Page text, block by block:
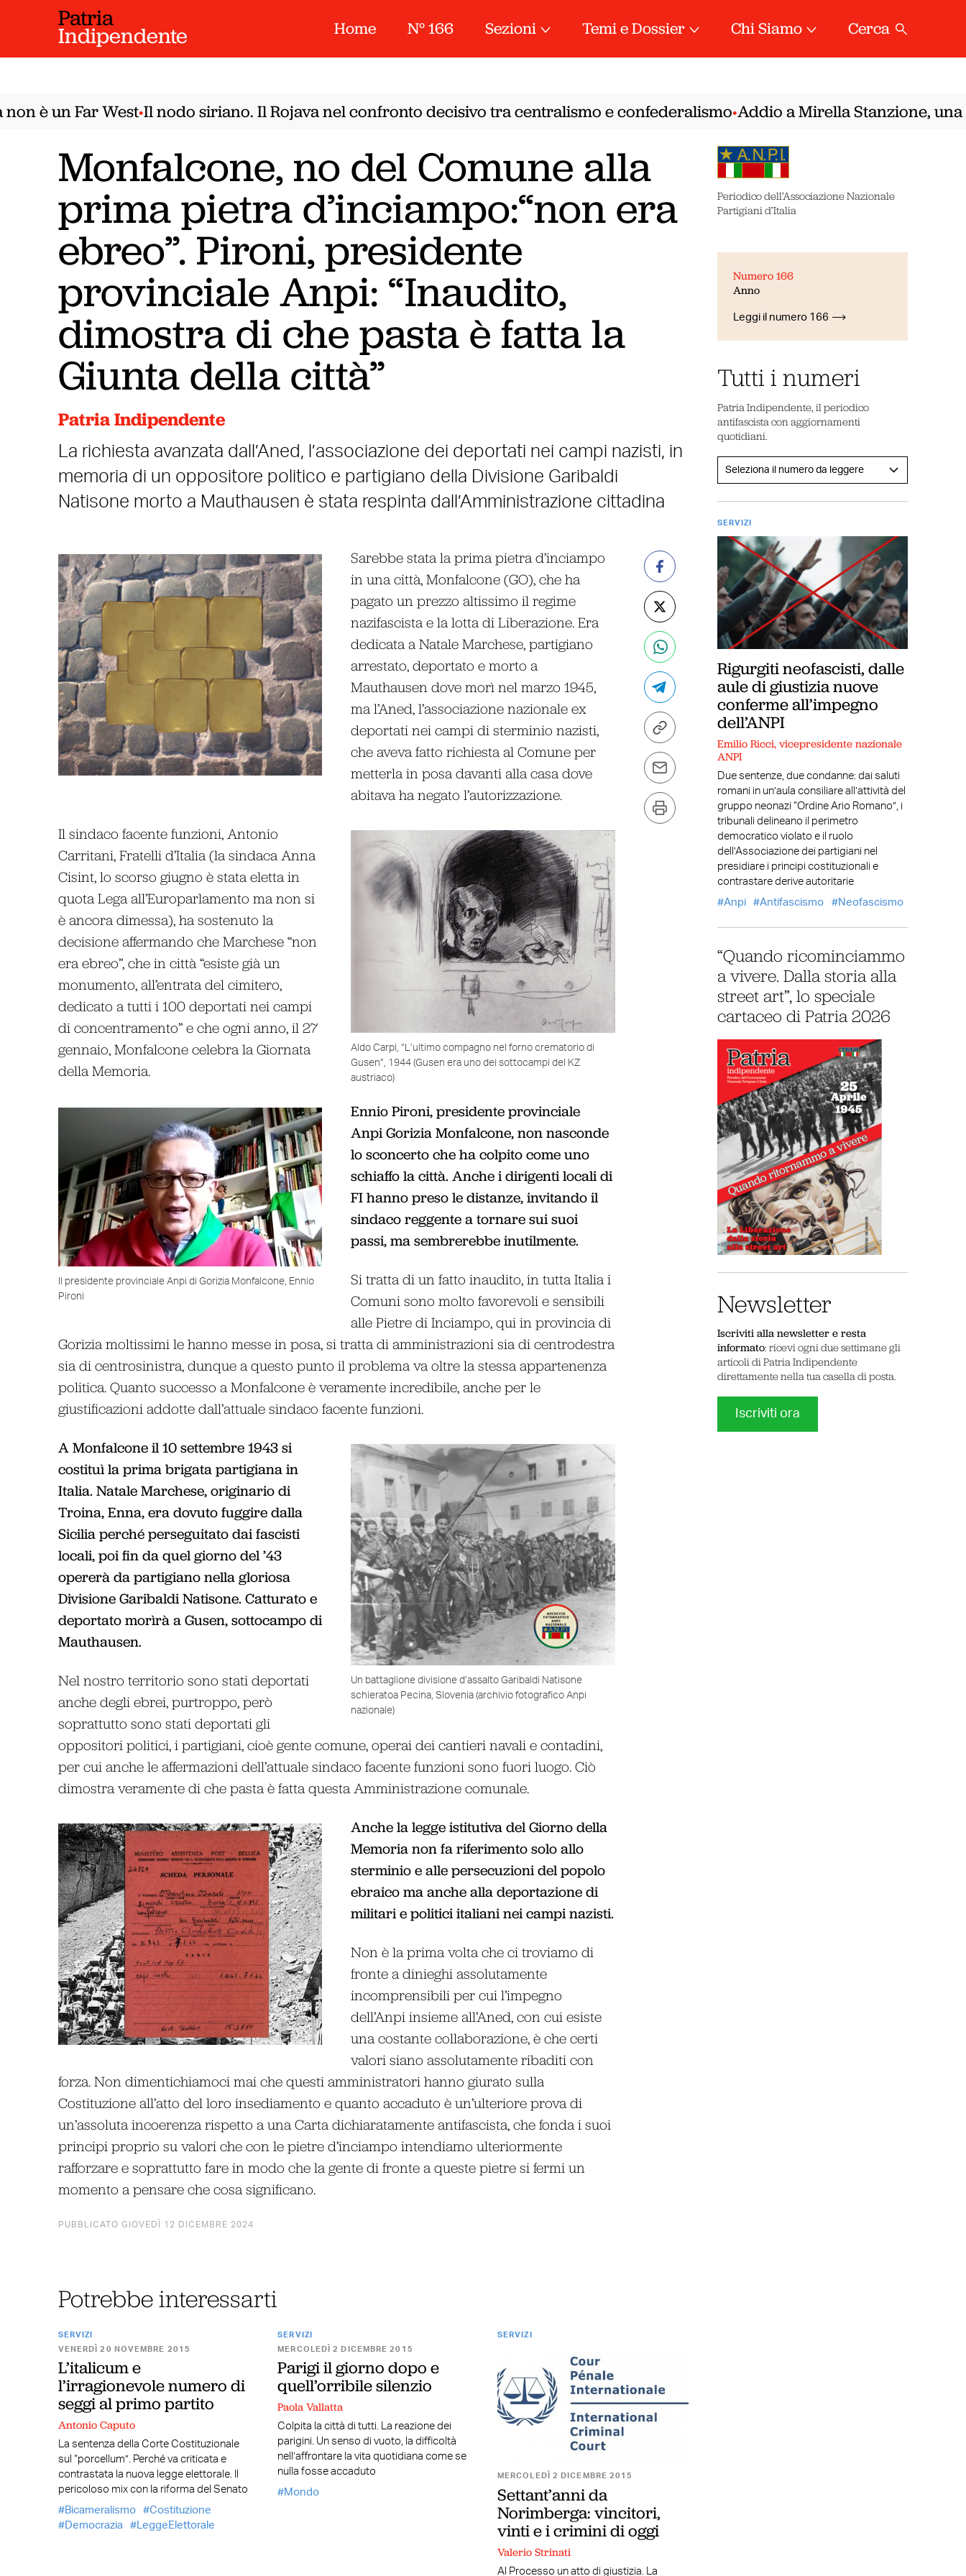
Patria
Indipendente Home N° 166 Sezioni Temi e Dossier Chi Siamo Cerca
è un Far West•Il nodo siriano. Il Rojava nel confronto decisivo tra centralismo e confederalismo•Addio a Mirella Stanzione, una
Monfalcone, no del Comune alla
prima pietra d’inciampo:“non era
ebreo”. Pironi, presidente
provinciale Anpi: “Inaudito,
dimostra di che pasta è fatta la
Giunta della città”
Patria Indipendente
La richiesta avanzata dall’Aned, l’associazione dei deportati nei campi nazisti, in
memoria di un oppositore politico e partigiano della Divisione Garibaldi
Natisone morto a Mauthausen è stata respinta dall’Amministrazione cittadina
Sarebbe stata la prima pietra d’inciampo
in una città, Monfalcone (GO), che ha
pagato un prezzo altissimo il regime
nazifascista e la lotta di Liberazione. Era
dedicata a Natale Marchese, partigiano
arrestato, deportato e morto a
Mauthausen dove morì nel marzo 1945,
ma l’Aned, l’associazione nazionale ex
deportati nei campi di sterminio nazisti,
che aveva fatto richiesta al Comune per
metterla in posa davanti alla casa dove
abitava ha negato l’autorizzazione.
Aldo Carpi, “L’ultimo compagno nel forno crematorio di
Gusen”, 1944 (Gusen era uno dei sottocampi del KZ
austriaco)
Il sindaco facente funzioni, Antonio
Carritani, Fratelli d’Italia (la sindaca Anna
Cisint, lo scorso giugno è stata eletta in
quota Lega all’Europarlamento ma non si
è ancora dimessa), ha sostenuto la
decisione affermando che Marchese “non
era ebreo”, che in città “esiste già un
monumento, all’entrata del cimitero,
dedicato a tutti i 100 deportati nei campi
di concentramento” e che ogni anno, il 27
gennaio, Monfalcone celebra la Giornata
della Memoria.
Il presidente provinciale Anpi di Gorizia Monfalcone, Ennio
Pironi
Ennio Pironi, presidente provinciale
Anpi Gorizia Monfalcone, non nasconde
lo sconcerto che ha colpito come uno
schiaffo la città. Anche i dirigenti locali di
FI hanno preso le distanze, invitando il
sindaco reggente a tornare sui suoi
passi, ma sembrerebbe inutilmente.
Si tratta di un fatto inaudito, in tutta Italia i
Comuni sono molto favorevoli e sensibili
alle Pietre di Inciampo, qui in provincia di
Gorizia moltissimi le hanno messe in posa, si tratta di amministrazioni sia di centrodestra
sia di centrosinistra, dunque a questo punto il problema va oltre la stessa appartenenza
politica. Quanto successo a Monfalcone è veramente incredibile, anche per le
giustificazioni addotte dall’attuale sindaco facente funzioni.
Un battaglione divisione d’assalto Garibaldi Natisone
schieratoa Pecina, Slovenia (archivio fotografico Anpi
nazionale)
A Monfalcone il 10 settembre 1943 si
costituì la prima brigata partigiana in
Italia. Natale Marchese, originario di
Troina, Enna, era dovuto fuggire dalla
Sicilia perché perseguitato dai fascisti
locali, poi fin da quel giorno del ’43
opererà da partigiano nella gloriosa
Divisione Garibaldi Natisone. Catturato e
deportato morìrà a Gusen, sottocampo di
Mauthausen.
Nel nostro territorio sono stati deportati
anche degli ebrei, purtroppo, però
soprattutto sono stati deportati gli
oppositori politici, i partigiani, cioè gente comune, operai dei cantieri navali e contadini,
per cui anche le affermazioni dell’attuale sindaco facente funzioni sono fuori luogo. Ciò
dimostra veramente di che pasta è fatta questa Amministrazione comunale.
Anche la legge istitutiva del Giorno della
Memoria non fa riferimento solo allo
sterminio e alle persecuzioni del popolo
ebraico ma anche alla deportazione di
militari e politici italiani nei campi nazisti.
Non è la prima volta che ci troviamo di
fronte a dinieghi assolutamente
incomprensibili per cui l’impegno
dell’Anpi insieme all’Aned, con cui esiste
una costante collaborazione, è che certi
valori siano assolutamente ribaditi con
forza. Non dimentichiamoci mai che questi amministratori hanno giurato sulla
Costituzione all’atto del loro insediamento e quanto accaduto è un’ulteriore prova di
un’assoluta incoerenza rispetto a una Carta dichiaratamente antifascista, che fonda i suoi
principi proprio su valori che con le pietre d’inciampo intendiamo ulteriormente
rafforzare e soprattutto fare in modo che la gente di fronte a queste pietre si fermi un
momento a pensare che cosa significano.
PUBBLICATO GIOVEDÌ 12 DICEMBRE 2024
Potrebbe interessarti
SERVIZI
VENERDÌ 20 NOVEMBRE 2015
L’italicum e
l’irragionevole numero di
seggi al primo partito
Antonio Caputo
La sentenza della Corte Costituzionale
sul “porcellum”. Perché va criticata e
contrastata la nuova legge elettorale. Il
pericoloso mix con la riforma del Senato
Bicameralismo
Costituzione
Democrazia
LeggeElettorale
SERVIZI
MERCOLEDÌ 2 DICEMBRE 2015
Parigi il giorno dopo e
quell’orribile silenzio
Paola Vallatta
Colpita la città di tutti. La reazione dei
parigini. Un senso di vuoto, la difficoltà
nell’affrontare la vita quotidiana come se
nulla fosse accaduto
Mondo
SERVIZI
MERCOLEDÌ 2 DICEMBRE 2015
Settant’anni da
Norimberga: vincitori,
vinti e i crimini di oggi
Valerio Strinati
Al Processo un atto di giustizia. La
Periodico dell’Associazione Nazionale
Partigiani d’Italia
Numero 166
Anno
Leggi il numero 166
Tutti i numeri
Patria Indipendente, il periodico
antifascista con aggiornamenti
quotidiani.
SERVIZI
Rigurgiti neofascisti, dalle
aule di giustizia nuove
conferme all’impegno
dell’ANPI
Emilio Ricci, vicepresidente nazionale
ANPI
Due sentenze, due condanne: dai saluti
romani in un’aula consiliare all’attività del
gruppo neonazi “Ordine Ario Romano”, i
tribunali delineano il perimetro
democratico violato e il ruolo
dell’Associazione dei partigiani nel
presidiare i principi costituzionali e
contrastare derive autoritarie
Anpi
Antifascismo Neofascismo
“Quando ricominciammo
a vivere. Dalla storia alla
street art”, lo speciale
cartaceo di Patria 2026
Newsletter
Iscriviti alla newsletter e resta
informato: ricevi ogni due settimane gli
articoli di Patria Indipendente
direttamente nella tua casella di posta.
Iscriviti ora